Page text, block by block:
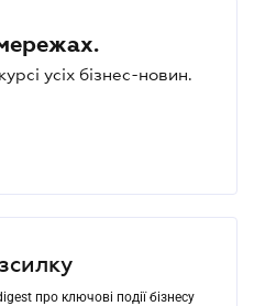
усіх бізнес-новин.
про ключові події бізнесу